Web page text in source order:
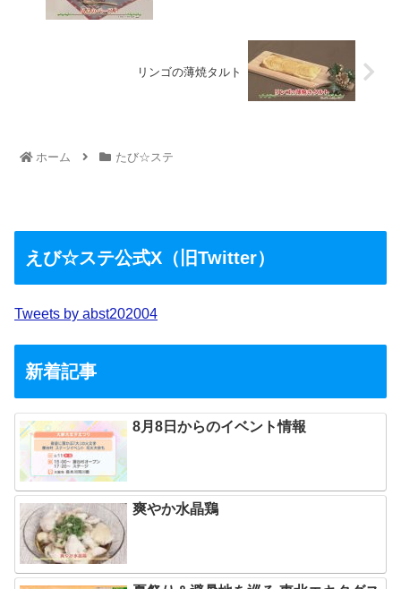
リンゴの薄焼タルト
ホーム たび☆ステ
えび☆ステ公式X（旧Twitter）
Tweets by abst202004
新着記事
8月8日からのイベント情報
爽やか水晶鶏